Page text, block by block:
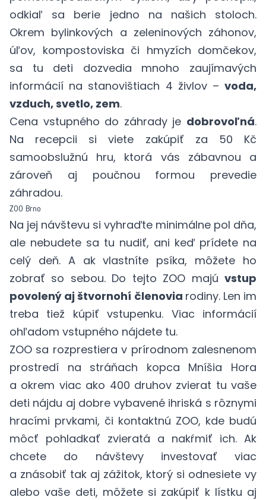
odkiaľ sa berie jedno na našich stoloch.
Okrem bylinkových a zeleninových záhonov,
úľov, kompostoviska či hmyzích domčekov,
sa tu deti dozvedia mnoho zaujímavých
informácií na stanovištiach 4 živlov – voda,
vzduch, svetlo, zem.
Cena vstupného do záhrady je dobrovoľná.
Na recepcii si viete zakúpiť za 50 Kč
samoobslužnú hru, ktorá vás zábavnou a
zároveň aj poučnou formou prevedie
záhradou.
ZOO Brno
Na jej návštevu si vyhraďte minimálne pol dňa,
ale nebudete sa tu nudiť, ani keď prídete na
celý deň. A ak vlastníte psíka, môžete ho
zobrať so sebou. Do tejto ZOO majú vstup
povolený aj štvornohí členovia rodiny. Len im
treba tiež kúpiť vstupenku. Viac informácií
ohľadom vstupného nájdete tu.
ZOO sa rozprestiera v prírodnom zalesnenom
prostredí na stráňach kopca Mníšia Hora
a okrem viac ako 400 druhov zvierat tu vaše
deti nájdu aj dobre vybavené ihriská s rôznymi
hracími prvkami, či kontaktnú ZOO, kde budú
môcť pohladkať zvieratá a nakŕmiť ich. Ak
chcete do návštevy investovať viac
a znásobiť tak aj zážitok, ktorý si odnesiete vy
alebo vaše deti, môžete si zakúpiť k lístku aj